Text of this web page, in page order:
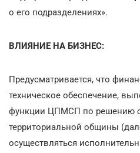
о его подразделениях».
ВЛИЯНИЕ НА БИЗНЕС:
Предусматривается, что
техническое обеспечение,
функции ЦПМСП по решению
территориальной общины
осуществляться